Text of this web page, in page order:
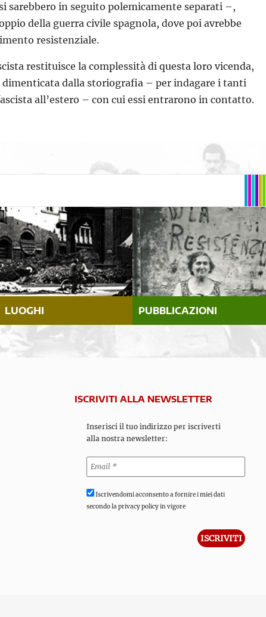
sarebbero in seguito polemicamente separati –,
della guerra civile spagnola, dove poi avrebbe
resistenziale.
restituisce la complessità di questa loro vicenda,
dalla storiografia – per indagare i tanti
all’estero – con cui essi entrarono in contatto.
LUOGHI PUBBLICAZIONI
ISCRIVITI ALLA NEWSLETTER
Inserisci il tuo indirizzo per iscriverti
alla nostra newsletter:
Iscrivendomi acconsento a fornire i miei dati
secondo la privacy policy in vigore